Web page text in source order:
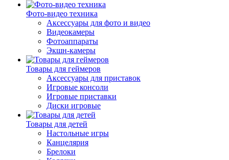
Фото-видео техника
Аксессуары для фото и видео
Видеокамеры
Фотоаппараты
Экшн-камеры
Товары для геймеров
Аксессуары для приставок
Игровые консоли
Игровые приставки
Диски игровые
Товары для детей
Настольные игры
Канцелярия
Брелоки